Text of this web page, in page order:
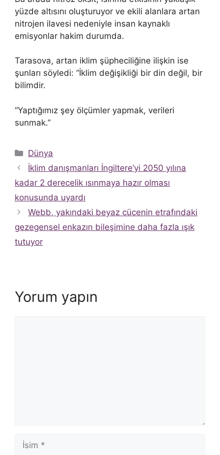
yüzde altısını oluşturuyor ve ekili alanlara artan
nitrojen ilavesi nedeniyle insan kaynaklı
emisyonlar hakim durumda.
Tarasova, artan iklim şüpheciliğine ilişkin ise
şunları söyledi: “İklim değişikliği bir din değil, bir
bilimdir.
“Yaptığımız şey ölçümler yapmak, verileri
sunmak.”
Kategoriler
Dünya
İklim danışmanları İngiltere’yi 2050 yılına
kadar 2 derecelik ısınmaya hazır olması
konusunda uyardı
Webb, yakındaki beyaz cücenin etrafındaki
gezegensel enkazın bileşimine daha fazla ışık
tutuyor
Yorum yapın
İsim